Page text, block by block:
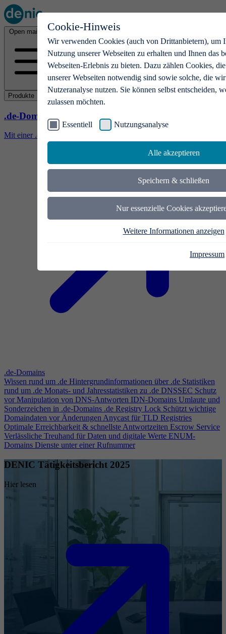
Cookie-Hinweis
Wir verwenden Cookies (auch von Drittanbietern), um
Nutzung unserer Webseiten zu erhalten und Ihnen das
Webseiten-Erlebnis zu bieten. Dazu zählen Cookies,
unserer Webseiten notwendig sind sowie solche, die
Nutzeranalyse nutzen. Sie können selbst entscheiden,
zulassen möchten.
Essentiell Nutzungsanalyse
Alle akzeptieren
Speichern & schließen
Nur essenzielle Cookies
Weitere Informationen anzeigen
Impressum
Open main menu
Produkte
.de-Domains
Mit einer .de-Domain erhalten Ideen eine Bühne
.de-Domains
Wissen rund um .de Hintergrundinformationen über .de Statistiken
rund um .de Monats- und Jahresstatistiken zu .de DNSSEC Schutz
vor Manipulation von DNS-Antworten IDN-Domains Umlaute und
Sonderzeichen in .de-Domains .de Registry Lock Schützt wichtige
Domaindaten vor ÄnderungenAnycast für TLD Registries
Optimale Erreichbarkeit & schnellste Antwortzeiten Escrow Service
Verlässliche Treuhand für Daten und digitale Werte ENUM-
Domains Dienste unter einer Rufnummer
DENIC Tätigkeitsbericht 2025
Hier lesen